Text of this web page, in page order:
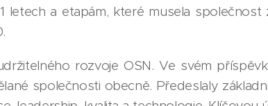
letech a etapám, které musela
rozvoje OSN. Ve svém
společnosti obecně. Předeslaly